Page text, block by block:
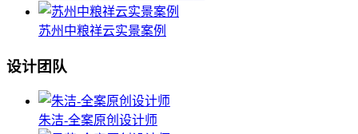
苏州中粮祥云实景案例
设计团队
朱洁-全案原创设计师